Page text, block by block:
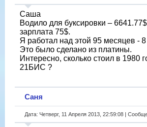
Саша
Водило для буксировки –
зарплата 75$.
Я работал над этой 95 месяцев - 8
Это было сделано из платины.
Интересно, сколько стоил в 1980
21БИС ?
Саня
Дата: Четверг, 11 Апреля 2013, 22:59:08 |